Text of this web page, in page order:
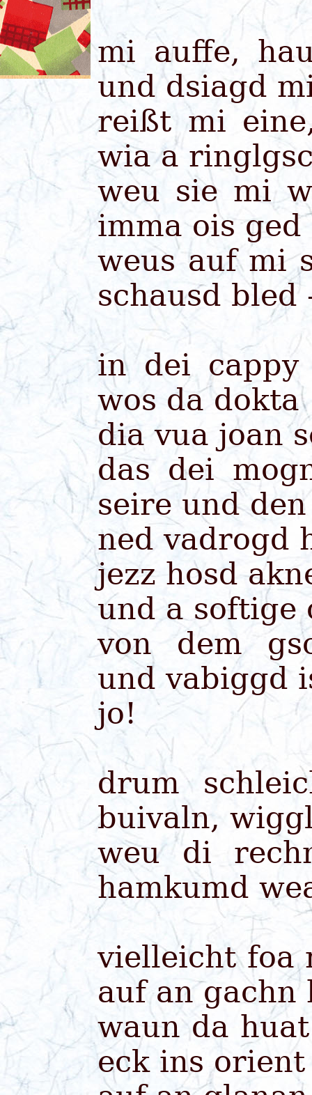
mi auffe,
und dsiagd
reißt mi
wia a
weu sie mi
imma ois ged
weus auf mi
schausd bled
in dei
wos da dokta
dia vua joan
das dei
seire und
ned vadrogd
jezz hosd
und a softige
von dem
und vabiggd
jo!
drum
buivaln,
weu di
hamkumd
vielleicht foa
auf an gachn
waun da
eck ins orient